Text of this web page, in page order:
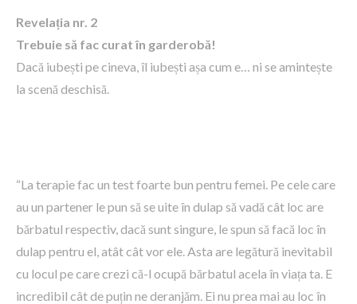
Revelația nr. 2
Trebuie să fac curat în garderobă!
Dacă iubești pe cineva, îl iubești așa cum e… ni se amintește
la scenă deschisă.
“La terapie fac un test foarte bun pentru femei. Pe cele care
au un partener le pun să se uite în dulap să vadă cât loc are
bărbatul respectiv, dacă sunt singure, le spun să facă loc în
dulap pentru el, atât cât vor ele. Asta are legătură inevitabil
cu locul pe care crezi că-l ocupă bărbatul acela în viața ta. E
incredibil cât de puțin ne deranjăm. Ei nu prea mai au loc în